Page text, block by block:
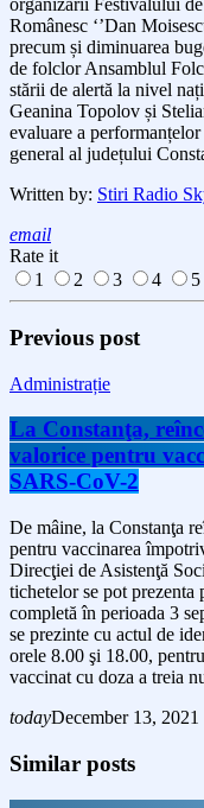
organizării Festivalului
Românesc ‘’Dan
precum și diminuarea
de folclor Ansamblul
stării de alertă la nivel
Geanina Topolov și
evaluare a
general al județului
Written by: Stiri Radio
email
Rate it
1
2 3 4 5
Previous post
Administrație
La Constanţa,
valorice pentru
SARS-CoV-2
De mâine, la Constanţa
pentru vaccinarea
Direcţiei de Asistenţă
tichetelor se pot prezenta
completă în perioada 3
se prezinte cu actul de
orele 8.00 şi 18.00,
vaccinat cu doza a treia
todayDecember 13, 2021
Similar posts